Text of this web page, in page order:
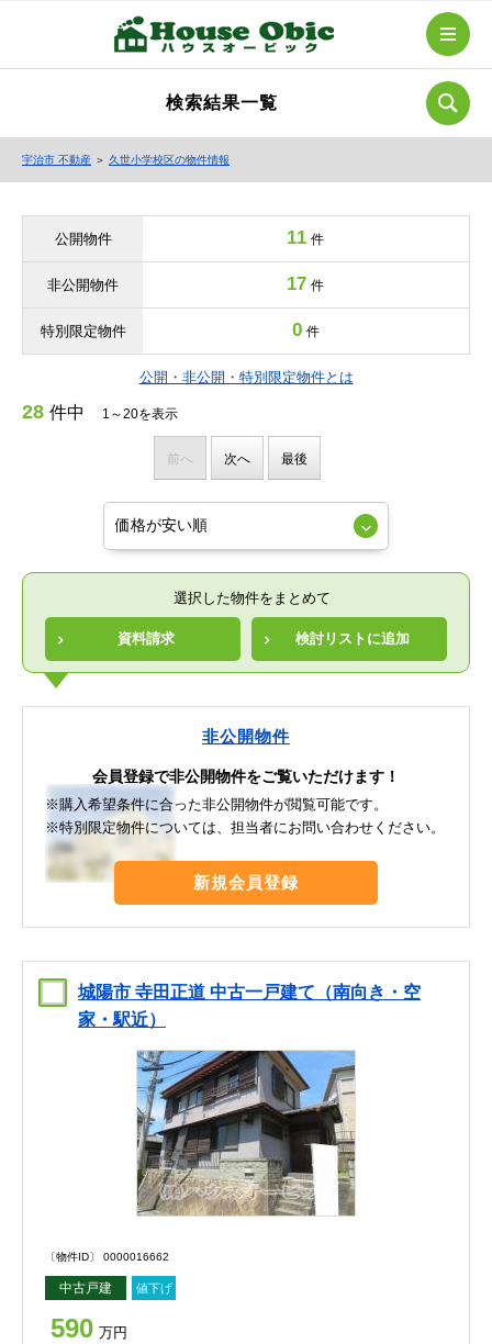
検索結果一覧
宇治市 不動産 ＞ 久世小学校区の物件情報
公開物件 11 件
非公開物件 17 件
特別限定物件 0 件
公開・非公開・特別限定物件とは
28 件中 1～20を表示
前へ 次へ 最後
選択した物件をまとめて
資料請求 検討リストに追加
非公開物件
会員登録で非公開物件をご覧いただけます！
※購入希望条件に合った非公開物件が閲覧可能です。
※特別限定物件については、担当者にお問い合わせください。
新規会員登録
城陽市 寺田正道 中古一戸建て（南向き・空
家・駅近）
〔物件ID〕 0000016662
中古戸建 値下げ
590 万円